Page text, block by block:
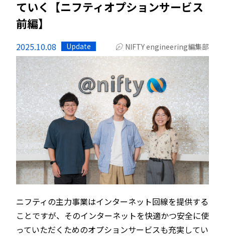
ていく【ニフティオプションサービス
前編】
2025.10.08 Update NIFTY engineering編集部
ニフティの主力事業はインターネット回線を提供する
ことですが、そのインターネットを快適かつ安全に使
っていただくためのオプションサービスも充実してい